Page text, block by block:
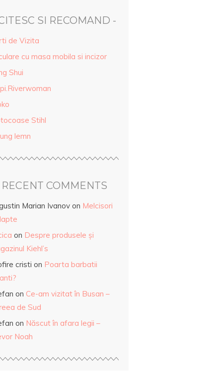
SI RECOMAND -
de Vizita
cu masa mobila si incizor
Shui
Stihl
lemn
RECENT COMMENTS
Marian Ivanov on Melcisori
on Despre produsele și
Kiehl’s
cristi on Poarta barbatii
on Ce-am vizitat în Busan –
de Sud
on Născut în afara legii –
Noah